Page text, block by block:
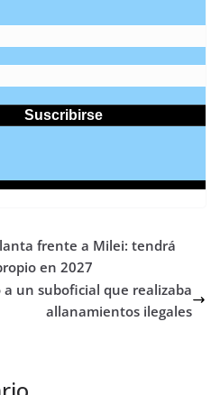
frente a Milei: tendrá
en 2027
un suboficial que realizaba
allanamientos ilegales